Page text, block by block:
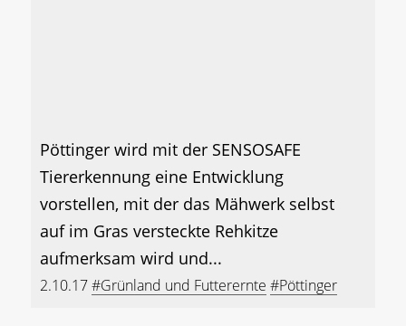
Pöttinger wird mit der SENSOSAFE
Tiererkennung eine Entwicklung
vorstellen, mit der das Mähwerk selbst
auf im Gras versteckte Rehkitze
aufmerksam wird und...
2.10.17#Grünland und Futterernte #Pöttinger